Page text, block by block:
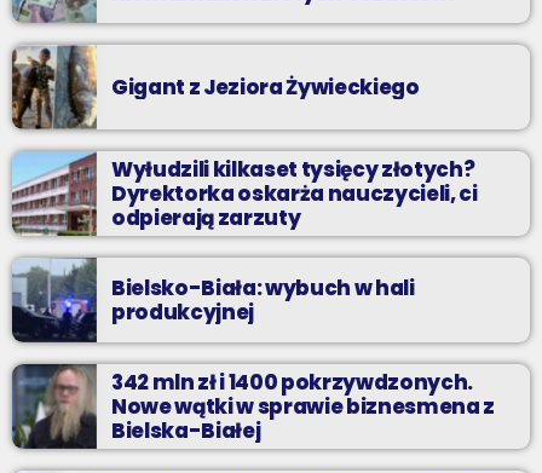
Gigant z Jeziora Żywieckiego
Wyłudzili kilkaset tysięcy złotych?
Dyrektorka oskarża nauczycieli, ci
odpierają zarzuty
Bielsko-Biała: wybuch w hali
produkcyjnej
342 mln zł i 1400 pokrzywdzonych.
Nowe wątki w sprawie biznesmena z
Bielska-Białej